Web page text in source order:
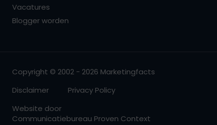
Vacatures
Blogger worden
Copyright © 2002 - 2026 Marketingfacts
Disclaimer
Privacy Policy
Website door
Communicatiebureau Proven Context